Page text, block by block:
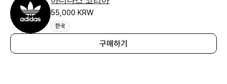
55,000 KRW
한국
구매하기